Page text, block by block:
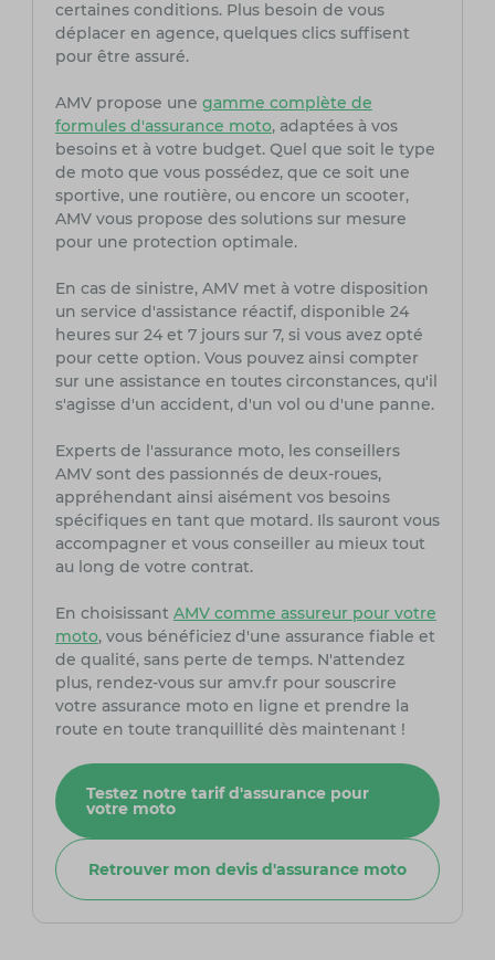
certaines conditions. Plus besoin de vous
déplacer en agence, quelques clics suffisent
pour être assuré.
AMV propose une gamme complète de
formules d'assurance moto, adaptées à vos
besoins et à votre budget. Quel que soit le type
de moto que vous possédez, que ce soit une
sportive, une routière, ou encore un scooter,
AMV vous propose des solutions sur mesure
pour une protection optimale.
En cas de sinistre, AMV met à votre disposition
un service d'assistance réactif, disponible 24
heures sur 24 et 7 jours sur 7, si vous avez opté
pour cette option. Vous pouvez ainsi compter
sur une assistance en toutes circonstances, qu'il
s'agisse d'un accident, d'un vol ou d'une panne.
Experts de l'assurance moto, les conseillers
AMV sont des passionnés de deux-roues,
appréhendant ainsi aisément vos besoins
spécifiques en tant que motard. Ils sauront vous
accompagner et vous conseiller au mieux tout
au long de votre contrat.
En choisissant AMV comme assureur pour votre
moto, vous bénéficiez d'une assurance fiable et
de qualité, sans perte de temps. N'attendez
plus, rendez-vous sur amv.fr pour souscrire
votre assurance moto en ligne et prendre la
route en toute tranquillité dès maintenant !
Testez notre tarif d'assurance pour
votre moto
Retrouver mon devis d'assurance moto